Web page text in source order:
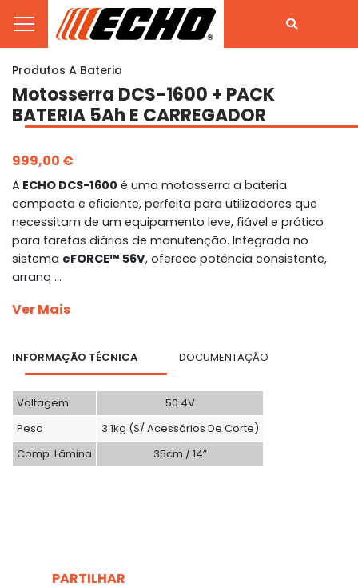
PARTILHAR
Produtos A Bateria
Motosserra DCS-1600 + PACK
BATERIA 5Ah E CARREGADOR
999,00 €
A ECHO DCS-1600 é uma motosserra a bateria
compacta e eficiente, perfeita para utilizadores que
necessitam de um equipamento leve, fiável e prático
para tarefas diárias de manutenção. Integrada no
sistema eFORCE™ 56V, oferece potência consistente,
arranq ...
Ver Mais
INFORMAÇÃO TÉCNICA DOCUMENTAÇÃO
Voltagem
50.4V
Peso
3.1kg (s/ Acessórios De Corte)
Comp. Lâmina
35cm / 14”